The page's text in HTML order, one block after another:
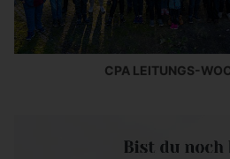
CPA LEITUNGS-